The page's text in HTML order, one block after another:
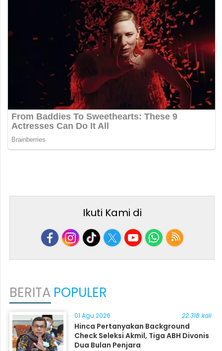
Ikuti Kami di
BERITA POPULER
01 Agu 2026 22.318 kali
Hinca Pertanyakan Background
Check Seleksi Akmil, Tiga ABH Divonis
Dua Bulan Penjara